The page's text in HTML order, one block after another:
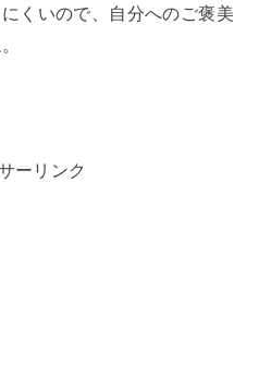
くいので、自分へのご褒美
ーリンク